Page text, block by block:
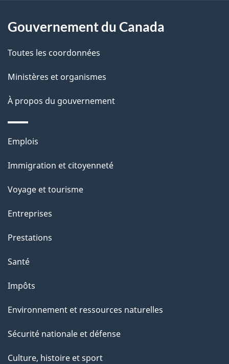
d
e
p
a
site
Gouvernement du Canada
Toutes les coordonnées
Ministères et organismes
À propos du gouvernement
Thèmes
sujets
Emplois
Immigration et citoyenneté
Voyage et tourisme
Entreprises
Prestations
Santé
Impôts
Environnement et ressources naturelles
Sécurité nationale et défense
Culture, histoire et sport